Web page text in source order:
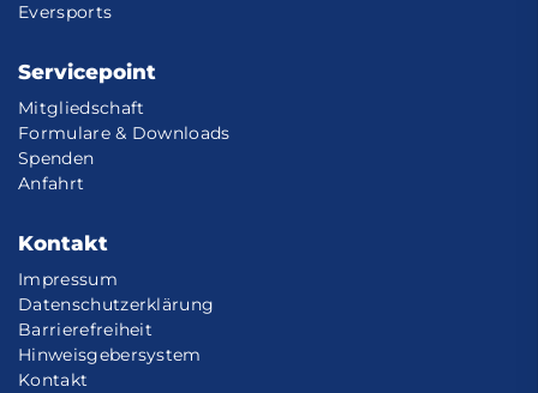
Eversports
Servicepoint
Mitgliedschaft
Formulare & Downloads
Spenden
Anfahrt
Kontakt
Impressum
Datenschutzerklärung
Barrierefreiheit
Hinweisgebersystem
Kontakt